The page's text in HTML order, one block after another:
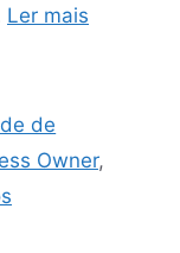
Ler mais
de
Owner,